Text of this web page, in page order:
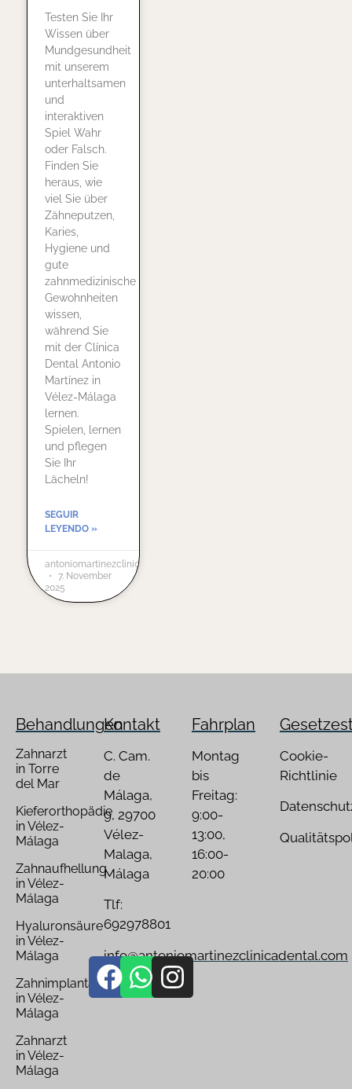
Testen Sie Ihr
Wissen über
Mundgesundheit
mit unserem
unterhaltsamen
und
interaktiven
Spiel Wahr
oder Falsch.
Finden Sie
heraus, wie
viel Sie über
Zähneputzen,
Karies,
Hygiene und
gute
zahnmedizinische
Gewohnheiten
wissen,
während Sie
mit der Clínica
Dental Antonio
Martínez in
Vélez-Málaga
lernen.
Spielen, lernen
und pflegen
Sie Ihr
Lächeln!
SEGUIR
LEYENDO »
antoniomartinezclinicadental@gmail.com
7. November
2025
Behandlungen
Zahnarzt
in Torre
del Mar
Kieferorthopädie
in Vélez-
Málaga
Zahnaufhellung
in Vélez-
Málaga
Hyaluronsäure
in Vélez-
Málaga
Zahnimplantate
in Vélez-
Málaga
Zahnarzt
in Vélez-
Málaga
Kontakt
C. Cam.
de
Málaga,
9, 29700
Vélez-
Malaga,
Málaga
Tlf:
692978801
info@antoniomartinezclinicadental.com
Fahrplan
Montag
bis
Freitag:
9:00-
13:00,
16:00-
20:00
Cookie-
Richtlinie